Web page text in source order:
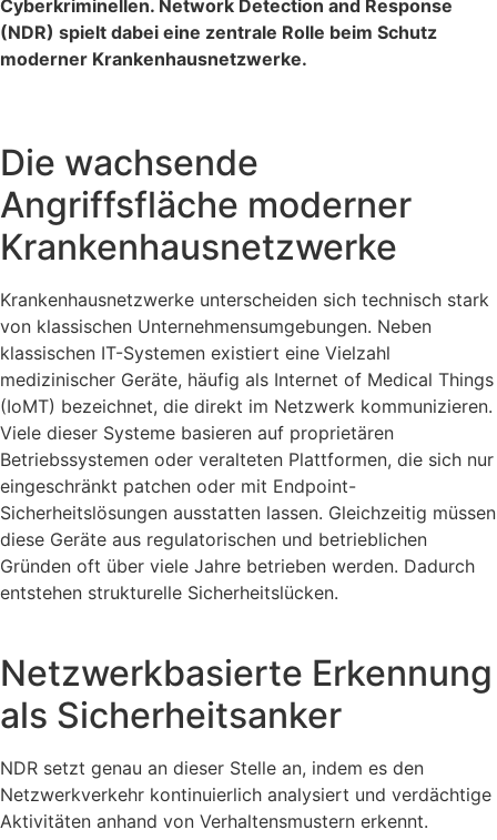
Cyberkriminellen. Network Detection and Response
(NDR) spielt dabei eine zentrale Rolle beim Schutz
moderner Krankenhausnetzwerke.
Die wachsende
Angriffsfläche moderner
Krankenhausnetzwerke
Krankenhausnetzwerke unterscheiden sich technisch stark
von klassischen Unternehmensumgebungen. Neben
klassischen IT-Systemen existiert eine Vielzahl
medizinischer Geräte, häufig als Internet of Medical Things
(IoMT) bezeichnet, die direkt im Netzwerk kommunizieren.
Viele dieser Systeme basieren auf proprietären
Betriebssystemen oder veralteten Plattformen, die sich nur
eingeschränkt patchen oder mit Endpoint-
Sicherheitslösungen ausstatten lassen. Gleichzeitig müssen
diese Geräte aus regulatorischen und betrieblichen
Gründen oft über viele Jahre betrieben werden. Dadurch
entstehen strukturelle Sicherheitslücken.
Netzwerkbasierte Erkennung
als Sicherheitsanker
NDR setzt genau an dieser Stelle an, indem es den
Netzwerkverkehr kontinuierlich analysiert und verdächtige
Aktivitäten anhand von Verhaltensmustern erkennt.